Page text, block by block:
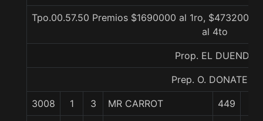
Tpo.00.57.50 Premios $1690000 al 1ro, $473200
al 4to
Prop. EL DUENDE
Prep. O. DONATE S.
3008 1 3 MR CARROT 449